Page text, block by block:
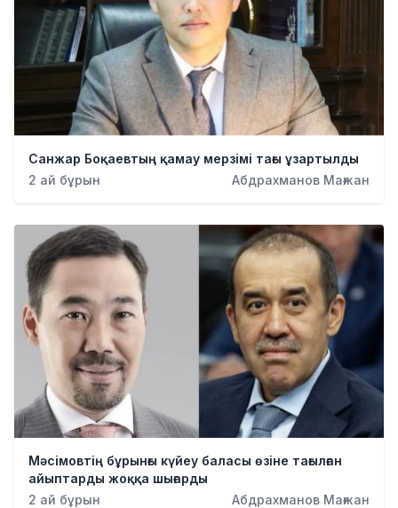
Санжар Боқаевтың қамау мерзімі тағы ұзартылды
2 ай бұрын
Абдрахманов Мағжан
Мәсімовтің бұрынғы күйеу баласы өзіне тағылған
айыптарды жоққа шығарды
2 ай бұрын
Абдрахманов Мағжан